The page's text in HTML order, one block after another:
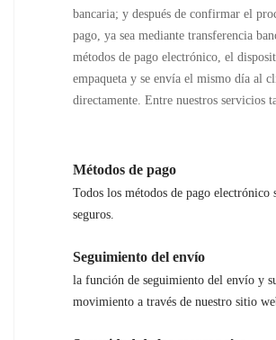
bancaria; y después de confirmar el
pago, ya sea mediante transferencia
métodos de pago electrónico, el
empaqueta y se envía el mismo día al
directamente. Entre nuestros servicios
Métodos de pago
Todos los métodos de pago electrónico
seguros.
Seguimiento del envío
la función de seguimiento del envío y
movimiento a través de nuestro sitio